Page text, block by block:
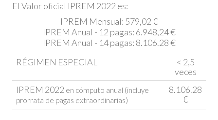
El Valor oficial IPREM 2022 es:
IPREM Mensual: 579,02 €
IPREM Anual - 12 pagas: 6.948,24 €
IPREM Anual - 14 pagas: 8.106.28 €
RÉGIMEN ESPECIAL
< 2,5
veces
IPREM 2022 en cómputo anual (incluye
prorrata de pagas extraordinarias)
8.106.28
€